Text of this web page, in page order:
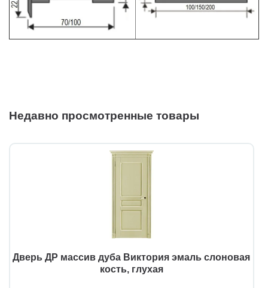
Недавно просмотренные товары
Дверь ДР массив дуба Виктория эмаль слоновая
кость, глухая